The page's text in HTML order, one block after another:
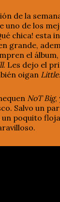
de la
uno de los
chica! esta
grande,
el
. Les dejo el
oigan
NoT Big,
Salvo un
poquito